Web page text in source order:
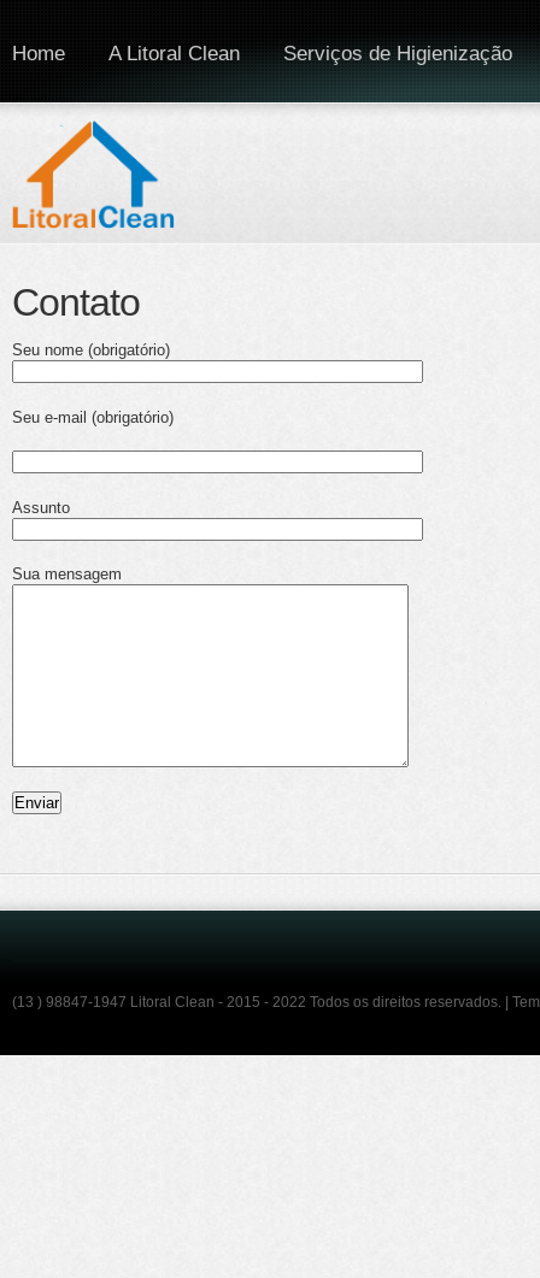
Home A Litoral Clean Serviços de Higienização
Contato
Seu nome (obrigatório)
Seu e-mail (obrigatório)
Assunto
Sua mensagem
(13 ) 98847-1947 Litoral Clean - 2015 - 2022 Todos os direitos reservados. |